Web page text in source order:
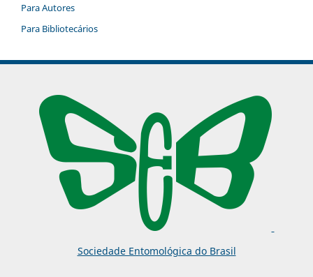
Para Autores
Para Bibliotecários
Sociedade Entomológica do Brasil